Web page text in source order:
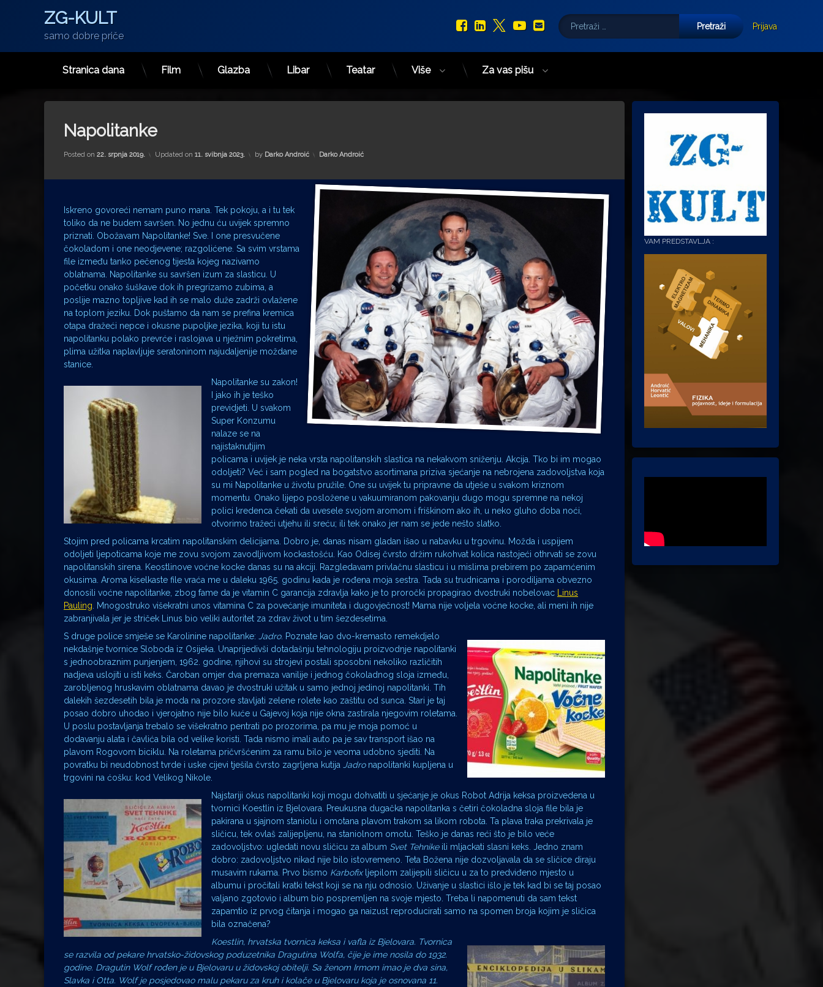
ZG-KULT
samo dobre priče
Facebook
LinkedIn
X.com
YouTube
E-mail
Pretraži:
Prijava
Stranica dana Film Glazba Libar Teatar Više Za vas pišu
Napolitanke
Posted on 22. srpnja 2019. Updated on 11. svibnja 2023. by Darko Androić Kategorije:
Darko Androić
Iskreno govoreći nemam puno mana. Tek pokoju, a i tu tek
toliko da ne budem savršen. No jednu ću uvijek spremno
priznati. Obožavam Napolitanke! Sve. I one presvučene
čokoladom i one neodjevene; razgolićene. Sa svim vrstama
file između tanko pečenog tijesta kojeg nazivamo
oblatnama. Napolitanke su savršen izum za slasticu. U
početku onako šuškave dok ih pregrizamo zubima, a
poslije mazno topljive kad ih se malo duže zadrži ovlažene
na toplom jeziku. Dok puštamo da nam se prefina kremica
otapa dražeći nepce i okusne pupoljke jezika, koji tu istu
napolitanku polako prevrće i raslojava u nježnim pokretima,
plima užitka naplavljuje seratoninom najudaljenije moždane
stanice.
Napolitanke su zakon!
I jako ih je teško
previdjeti. U svakom
Super Konzumu
nalaze se na
najistaknutijim
policama i uvijek je neka vrsta napolitanskih slastica na nekakvom sniženju. Akcija. Tko bi im mogao
odoljeti? Već i sam pogled na bogatstvo asortimana priziva sjećanje na nebrojena zadovoljstva koja
su mi Napolitanke u životu pružile. One su uvijek tu pripravne da utješe u svakom kriznom
momentu. Onako lijepo posložene u vakuumiranom pakovanju dugo mogu spremne na nekoj
polici kredenca čekati da uvesele svojom aromom i friškinom ako ih, u neko gluho doba noći,
otvorimo tražeći utjehu ili sreću; ili tek onako jer nam se jede nešto slatko.
Stojim pred policama krcatim napolitanskim delicijama. Dobro je, danas nisam gladan išao u nabavku u trgovinu. Možda i uspijem
odoljeti ljepoticama koje me zovu svojom zavodljivom kockastošću. Kao Odisej čvrsto držim rukohvat kolica nastojeći othrvati se zovu
napolitanskih sirena. Keostlinove voćne kocke danas su na akciji. Razgledavam privlačnu slasticu i u mislima prebirem po zapamćenim
okusima. Aroma kiselkaste file vraća me u daleku 1965. godinu kada je rođena moja sestra. Tada su trudnicama i porodiljama obvezno
donosili voćne napolitanke, zbog fame da je vitamin C garancija zdravlja kako je to proročki propagirao dvostruki nobelovac
Linus
Pauling . Mnogostruko višekratni unos vitamina C za povećanje imuniteta i dugovječnost! Mama nije voljela voćne kocke, ali meni ih nije
zabranjivala jer je striček Linus bio veliki autoritet za zdrav život u tim šezdesetima.
S druge police smješe se Karolinine napolitanke: Jadro. Poznate kao dvo-kremasto remekdjelo
nekdašnje tvornice Sloboda iz Osijeka. Unaprijedivši dotadašnju tehnologiju proizvodnje napolitanki
s jednoobraznim punjenjem, 1962. godine, njihovi su strojevi postali sposobni nekoliko različitih
nadjeva uslojiti u isti keks. Čaroban omjer dva premaza vanilije i jednog čokoladnog sloja između,
zarobljenog hruskavim oblatnama davao je dvostruki užitak u samo jednoj jedinoj napolitanki. Tih
dalekih šezdesetih bila je moda na prozore stavljati zelene rolete kao zaštitu od sunca. Stari je taj
posao dobro uhodao i vjerojatno nije bilo kuće u Gajevoj koja nije okna zastirala njegovim roletama.
U poslu postavljanja trebalo se višekratno pentrati po prozorima, pa mu je moja pomoć u
dodavanju alata i čavlića bila od velike koristi. Tada nismo imali auto pa je sav transport išao na
plavom Rogovom biciklu. Na roletama pričvršćenim za ramu bilo je veoma udobno sjediti. Na
povratku bi neudobnost tvrde i uske cijevi tješila čvrsto zagrljena kutija Jadronapolitanki kupljena u
trgovini na ćošku: kod Velikog Nikole.
Najstariji okus napolitanki koji mogu dohvatiti u sjećanje je okus Robot Adrija keksa proizvedena u
tvornici Koestlin iz Bjelovara. Preukusna dugačka napolitanka s četiri čokoladna sloja file bila je
pakirana u sjajnom staniolu i omotana plavom trakom sa likom robota. Ta plava traka prekrivala je
sličicu, tek ovlaš zalijepljenu, na staniolnom omotu. Teško je danas reći što je bilo veće
zadovoljstvo: ugledati novu sličicu za album Svet Tehnikeili mljackati slasni keks. Jedno znam
dobro: zadovoljstvo nikad nije bilo istovremeno. Teta Božena nije dozvoljavala da se sličice diraju
musavim rukama. Prvo bismo Karbofixljepilom zalijepili sličicu u za to predviđeno mjesto u
albumu i pročitali kratki tekst koji se na nju odnosio. Uživanje u slastici išlo je tek kad bi se taj posao
valjano zgotovio i album bio pospremljen na svoje mjesto. Treba li napomenuti da sam tekst
zapamtio iz prvog čitanja i mogao ga naizust reproducirati samo na spomen broja kojim je sličica
bila označena?
Koestlin, hrvatska tvornica keksa i vafla iz Bjelovara. Tvornica
se razvila od pekare hrvatsko-židovskog poduzetnika Dragutina Wolfa, čije je ime nosila do 1932.
godine. Dragutin Wolf rođen je u Bjelovaru u židovskoj obitelji. Sa ženom Irmom imao je dva sina,
Slavka i Otta. Wolf je posjedovao malu pekaru za kruh i kolače u Bjelovaru koja je osnovana 11.
VAM PREDSTAVLJA :